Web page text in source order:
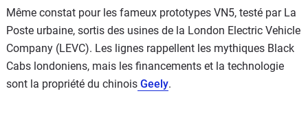
Même constat pour les fameux prototypes VN5, testé par La
Poste urbaine, sortis des usines de la London Electric Vehicle
Company (LEVC). Les lignes rappellent les mythiques Black
Cabs londoniens, mais les financements et la technologie
sont la propriété du chinois Geely.